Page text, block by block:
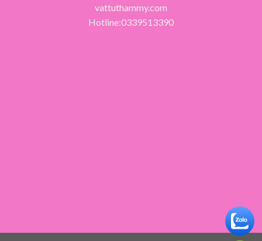
vattuthammy.com
Hotline:0339513390